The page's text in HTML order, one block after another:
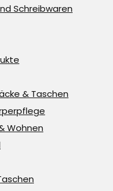
Schreibwaren
& Taschen
Wohnen